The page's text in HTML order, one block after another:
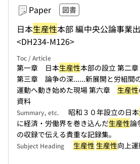
Paper 図書
日本生産性本部 編中央公論事業
<DH234-M126>
Toc / Article
第一章 日本生産性本部の設立 第二章
第三章 論争の深......新展開と労組間
運動へ動き始めた現場 第六章 生産性
資料
Summary, etc. 昭和３０年設立の日本
に経済・労働界を巻き込んだ生産性論
の収録で伝える貴重な記録集。
Subject Heading 生産性 生産性向上